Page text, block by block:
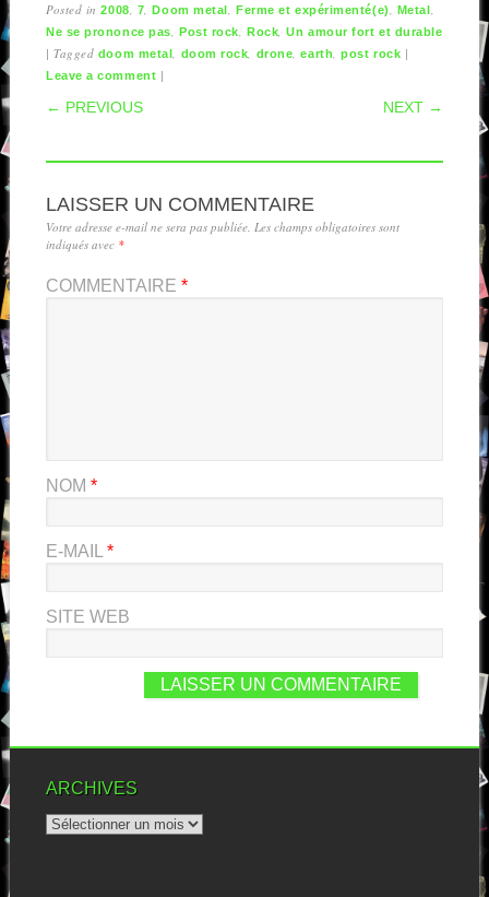
Posted in2008, 7,Doom metal,Ferme et expérimenté(e), Metal,
Ne se prononce pas, Post rock,Rock,Un amour fort et durable
|Tagged doom metal, doom rock, drone,earth,post rock |
Leave a comment |
POST NAVIGATION
← PREVIOUS NEXT →
LAISSER UN COMMENTAIRE
Votre adresse e-mail ne sera pas publiée. Les champs obligatoires sont
indiqués avec *
COMMENTAIRE *
NOM *
E-MAIL *
SITE WEB
ARCHIVES